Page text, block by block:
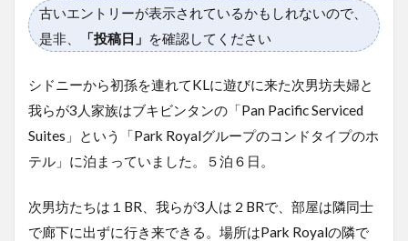
古いエントリーが表示されているかもしれないので、
是非、
「投稿日」 を確認してください
シドニーから初孫を連れてKLに遊びに来た次男坊夫婦と
我らが3人家族はブキビンタンの「Pan Pacific Serviced
Suites」という「Park Royalグループのコンドタイプのホ
テル」に泊まっていました。５泊６日。
次男坊たちは１BR、我らが3人は２BRで、部屋は隣同士
で廊下に出ずに行き来できる。場所はPark Royalの隣で